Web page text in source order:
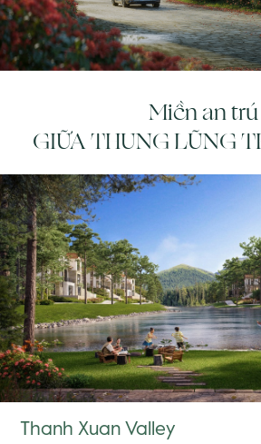
Miền an trú
GIỮA THUNG LŨNG
Thanh Xuan Valley